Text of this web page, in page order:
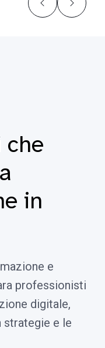
in
e
professionisti
digitale,
strategie e le